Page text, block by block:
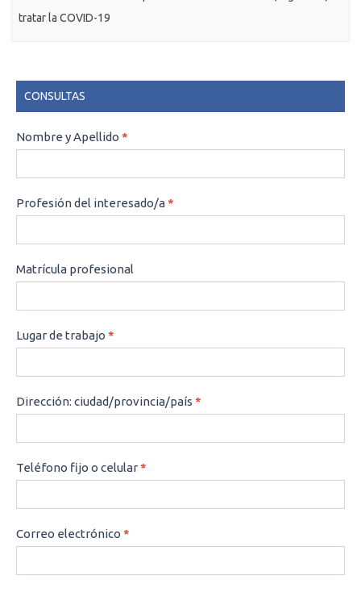
tratar la COVID-19
CONSULTAS
CONSULTAS
Nombre y Apellido *
Profesión del interesado/a*
Matrícula profesional
Lugar de trabajo *
Dirección: ciudad/provincia/país *
Teléfono fijo o celular*
Correo electrónico *